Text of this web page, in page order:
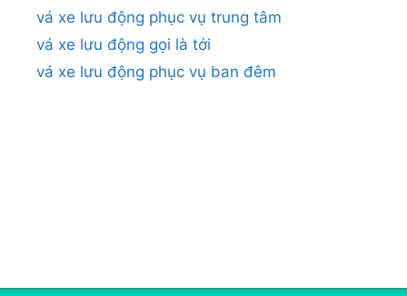
vá xe lưu động phục vụ trung tâm
vá xe lưu động gọi là tới
vá xe lưu động phục vụ ban đêm